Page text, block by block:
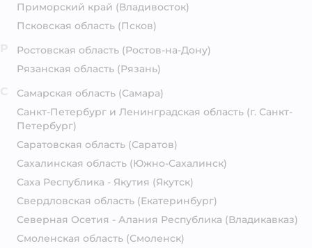
Приморский край (Владивосток)
Псковская область (Псков)
Ростовская область (Ростов-на-Дону)
Рязанская область (Рязань)
Самарская область (Самара)
Санкт-Петербург и Ленинградская область (г. Санкт-
Петербург)
Саратовская область (Саратов)
Сахалинская область (Южно-Сахалинск)
Саха Республика - Якутия (Якутск)
Свердловская область (Екатеринбург)
Северная Осетия - Алания Республика (Владикавказ)
Смоленская область (Смоленск)